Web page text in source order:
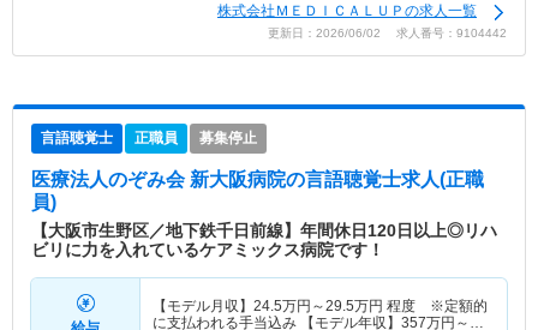
株式会社ＭＥＤＩＣＡＬＵＰの求人一覧
更新日：2026/06/02 求人番号：9104442
言語聴覚士 正職員 募集停止
医療法人のぞみ会 新大阪病院の言語聴覚士求人(正職
員)
【大阪市生野区／地下鉄千日前線】年間休日120日以上◎リハ
ビリに力を入れているケアミックス病院です！
【モデル月収】 24.5万円～29.5万円 程度 ※定額的
に支払われる手当込み 【モデル年収】 357万円～